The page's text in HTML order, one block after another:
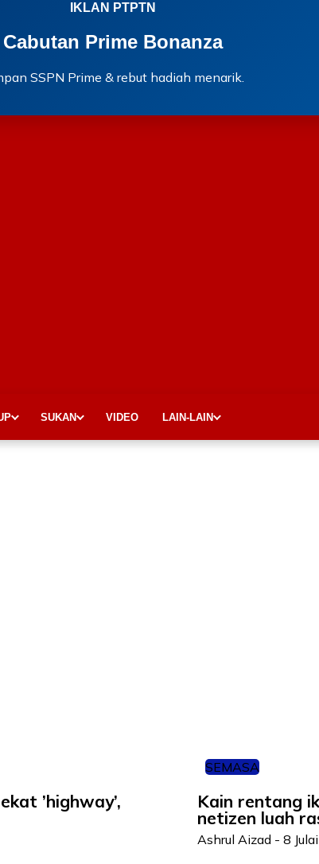
IKLAN PTPTN
Cabutan Prime Bonanza
SSPN Prime & rebut hadiah menarik.
SUKAN VIDEO LAIN-LAIN
’highway’,
SEMASA
Kain rentang
netizen luah
Ashrul Aizad - 8